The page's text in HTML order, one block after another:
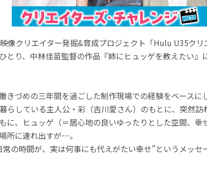
像クリエイター発掘&育成プロジェクト「Hulu U35クリ
とり、中林佳苗監督の作品『姉にヒュッゲを教えたい
きづめの三年間を過ごした制作現場での経験をベースに
らしている主人公・彩（吉川愛さん）のもとに、突然
に、ヒュッゲ（＝居心地の良いゆったりとした空間、幸
所に連れ出すが…。
の時間が、実は何事にも代えがたい幸せ”というメッ